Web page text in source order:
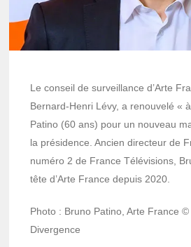
Le conseil de surveillance d’Arte
Bernard-Henri Lévy, a renouvelé «
Patino (60 ans) pour un nouveau
la présidence. Ancien directeur de
numéro 2 de France Télévisions,
tête d’Arte France depuis 2020.
Photo : Bruno Patino, Arte France
Divergence